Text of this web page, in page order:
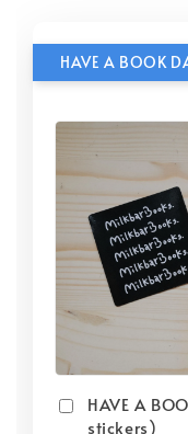
HAVE A
stickers)